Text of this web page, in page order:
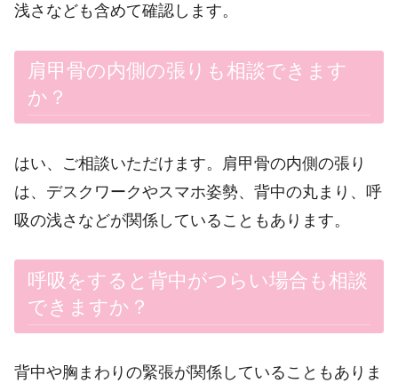
浅さなども含めて確認します。
肩甲骨の内側の張りも相談できます
か？
はい、ご相談いただけます。肩甲骨の内側の張り
は、デスクワークやスマホ姿勢、背中の丸まり、呼
吸の浅さなどが関係していることもあります。
呼吸をすると背中がつらい場合も相談
できますか？
背中や胸まわりの緊張が関係していることもありま